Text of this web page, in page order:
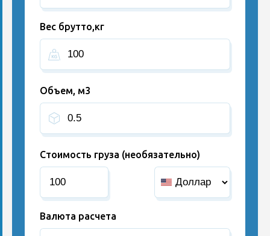
Вес брутто,кг
Объем, м3
Стоимость груза (необязательно)
Валюта расчета